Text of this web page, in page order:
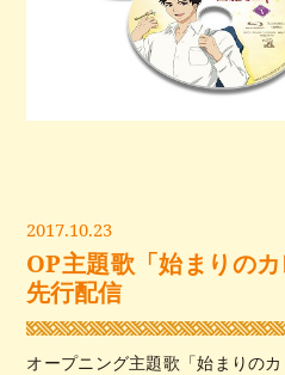
2017.10.23
OP主題歌「始まりの
先行配信
オープニング主題歌「始まりの